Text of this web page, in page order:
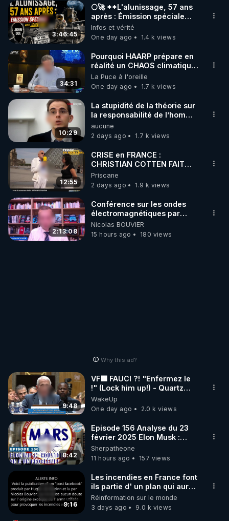
3:46:45
🌕🚀 **L'alunissage, 57 ans
après : Émission spéciale
avec John Doe !** 👨 🚀✨
Infos et vérité
One day ago
1.4 k views
34:31
Pourquoi HAARP prépare en
réalité un CHAOS climatique,
on répond
La Puce à l'oreille
One day ago
1.7 k views
10:29
La stupidité de la théorie sur
la responsabilité de l’homme
concernant le dioxyde de
carbone.
aucune
2 days ago
1.7 k views
12:55
CRISE en FRANCE :
CHRISTIAN COTTEN FAIT
une étrange découverte
Priscane
2 days ago
1.9 k views
2:13:08
Conférence sur les ondes
électromagnétiques par
Grégoire Caustru et Bart de
Wever !
Nicolas BOUVIER
15 hours ago
180 views
Why this ad?
9:48
VF🟩 FAUCI ?! "Enfermez le
!" (Lock him up!) - Quartz
Traduction
WakeUp
One day ago
2.0 k views
8:42
Episode 156 Analyse du 23
février 2025 Elon Musk :
Houston , on a un problème !
Sherpatheone
11 hours ago
157 views
9:16
Les incendies en France font
ils partie d' un plan qui aurait
débuté le 11 septembre 2001
?
Réinformation sur le monde
3 days ago
9.0 k views